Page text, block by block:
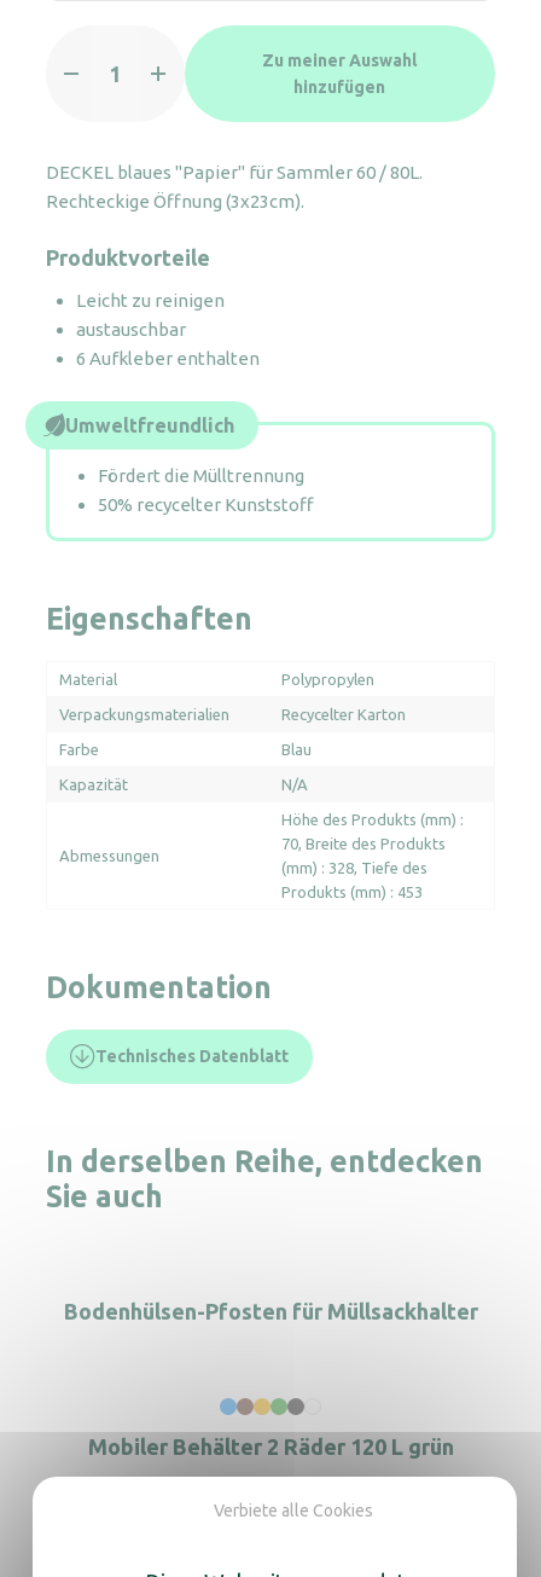
Menge
Zu meiner Auswahl
hinzufügen
DECKEL blaues "Papier" für Sammler 60 / 80L.
Rechteckige Öffnung (3x23cm).
Produktvorteile
Leicht zu reinigen
austauschbar
6 Aufkleber enthalten
Umweltfreundlich
Fördert die Mülltrennung
50% recycelter Kunststoff
Eigenschaften
Material Polypropylen
Verpackungsmaterialien Recycelter Karton
Farbe Blau
Kapazität N/A
Abmessungen
Höhe des Produkts (mm) :
70 Breite des Produkts
(mm) : 328 Tiefe des
Produkts (mm) : 453
Dokumentation
Technisches Datenblatt
In derselben Reihe, entdecken
Sie auch
Bodenhülsen-Pfosten für Müllsackhalter
Mobiler Behälter 2 Räder 120 L grün
Verbiete alle Cookies